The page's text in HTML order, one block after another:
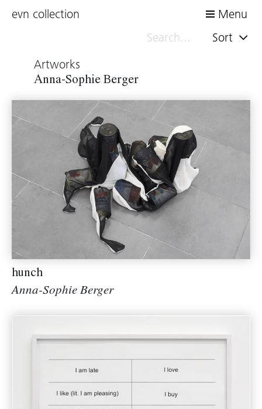
evn collection
Menu
Sort
Artworks
Anna-Sophie Berger
hunch
Anna-Sophie Berger